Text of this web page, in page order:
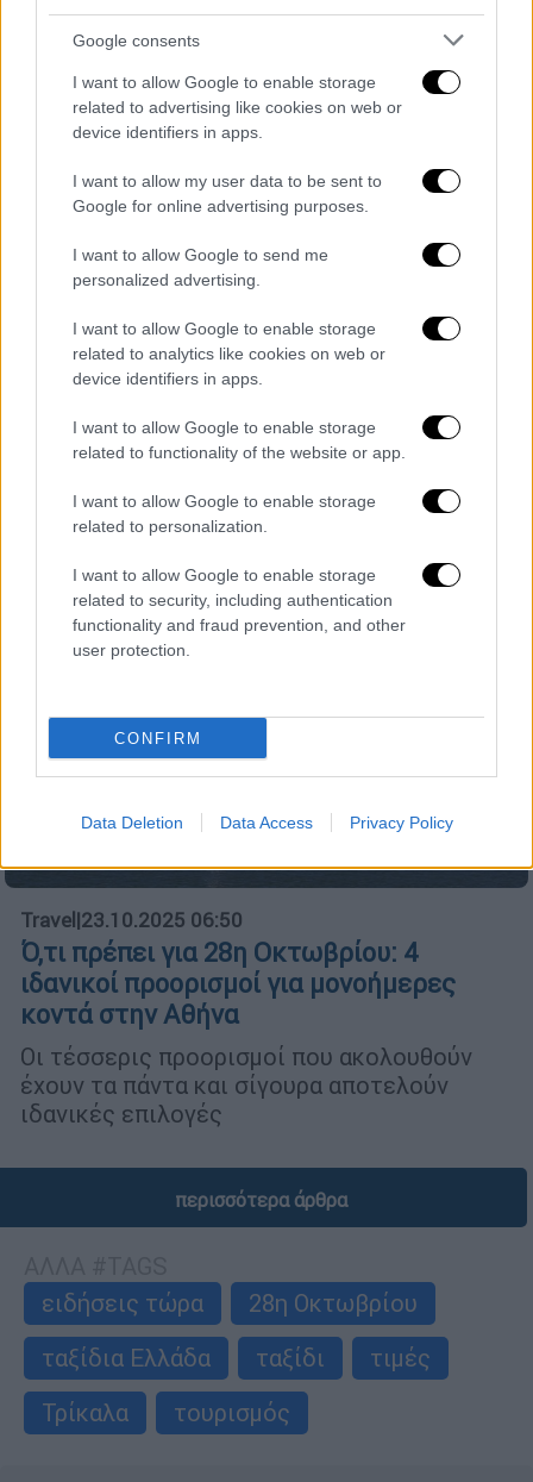
Google consents
I want to allow Google to enable storage
related to advertising like cookies on web or
device identifiers in apps.
I want to allow my user data to be sent to
Google for online advertising purposes.
I want to allow Google to send me
personalized advertising.
I want to allow Google to enable storage
related to analytics like cookies on web or
device identifiers in apps.
I want to allow Google to enable storage
related to functionality of the website or app.
I want to allow Google to enable storage
related to personalization.
I want to allow Google to enable storage
related to security, including authentication
functionality and fraud prevention, and other
user protection.
CONFIRM
Data Deletion Data Access Privacy Policy
Οικονομία|24.10.2025 06:45
«Φουλάρουν» οι κρατήσεις για το
τριήμερο της 28ης Οκτωβρίου - Ποιοι
προορισμοί προηγούνται
Σημαντικό ρόλο φέτος διαδραματίζει το
γεγονός ότι η 28η Οκτωβρίου «πέφτει»
Travel|23.10.2025 06:50
Ό,τι πρέπει για 28η Οκτωβρίου: 4
ιδανικοί προορισμοί για μονοήμερες
κοντά στην Αθήνα
Οι τέσσερις προορισμοί που ακολουθούν
έχουν τα πάντα και σίγουρα αποτελούν
ιδανικές επιλογές
περισσότερα άρθρα
ειδήσεις τώρα
28η Οκτωβρίου
ταξίδια Ελλάδα
ταξίδι
τιμές
Τρίκαλα
τουρισμός